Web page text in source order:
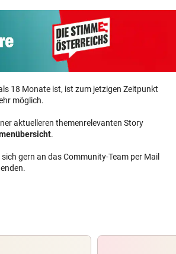
18 Monate ist, ist zum jetzigen Zeitpunkt
möglich.
aktuelleren themenrelevanten Story
.
sich gern an das Community-Team per Mail